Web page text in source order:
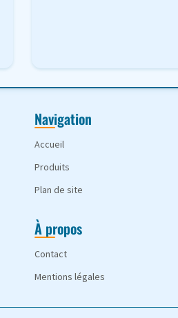
Navigation
Accueil
Produits
Plan de site
À propos
Contact
Mentions légales